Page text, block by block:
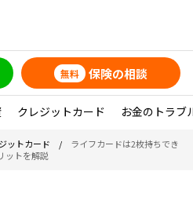
無料 保険の相談
クレジットカード お金のトラブ
ットカード / ライフカードは2枚持ちでき
ットを解説